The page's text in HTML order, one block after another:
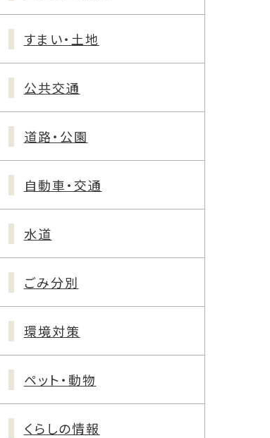
すまい・土地
公共交通
道路・公園
自動車・交通
水道
ごみ分別
環境対策
ペット・動物
くらしの情報